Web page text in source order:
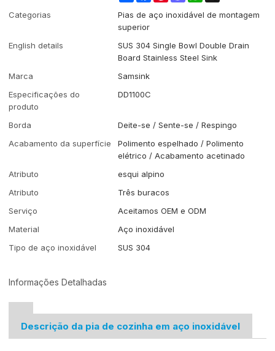
Categorias
Pias de aço inoxidável de montagem
superior
English details
SUS 304 Single Bowl Double Drain
Board Stainless Steel Sink
Marca
Samsink
Especificações do
produto
DD1100C
Borda
Deite-se / Sente-se / Respingo
Acabamento da superfície
Polimento espelhado / Polimento
elétrico / Acabamento acetinado
Atributo
esqui alpino
Atributo
Três buracos
Serviço
Aceitamos OEM e ODM
Material
Aço inoxidável
Tipo de aço inoxidável
SUS 304
Informações Detalhadas
Descrição da pia de cozinha em aço inoxidável